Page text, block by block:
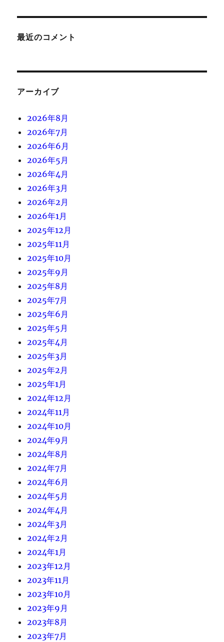
最近のコメント
アーカイブ
2026年8月
2026年7月
2026年6月
2026年5月
2026年4月
2026年3月
2026年2月
2026年1月
2025年12月
2025年11月
2025年10月
2025年9月
2025年8月
2025年7月
2025年6月
2025年5月
2025年4月
2025年3月
2025年2月
2025年1月
2024年12月
2024年11月
2024年10月
2024年9月
2024年8月
2024年7月
2024年6月
2024年5月
2024年4月
2024年3月
2024年2月
2024年1月
2023年12月
2023年11月
2023年10月
2023年9月
2023年8月
2023年7月